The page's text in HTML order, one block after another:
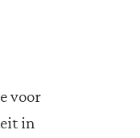
voor
in